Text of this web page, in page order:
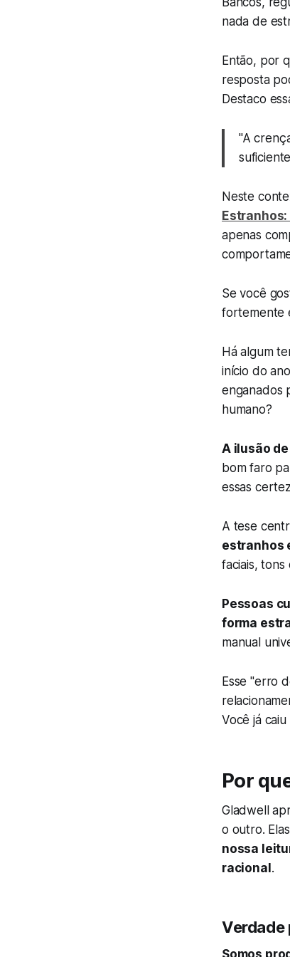
nada de
Então, por
resposta
Destaco
"A
Neste
apenas
Se você
fortemente
Há algum
início do
enganados
humano?
A ilusão
bom faro
essas
A tese
estranhos
faciais,
Pessoas
forma
manual
Esse "erro
Você já
Por
Gladwell
o outro.
nossa
racional .
Verdade